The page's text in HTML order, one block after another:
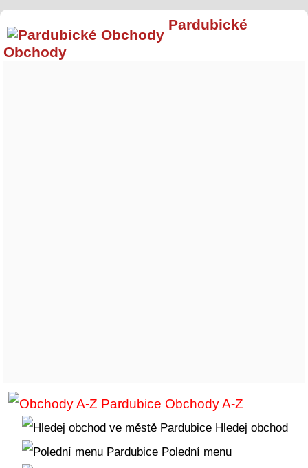
Pardubické
Obchody
Obchody A-Z
Hledej obchod
Polední menu